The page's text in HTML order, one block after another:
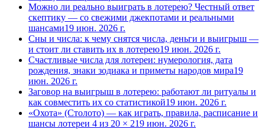
Можно ли реально выиграть в лотерею? Честный ответ
скептику — со свежими джекпотами и реальными
шансами19 июн. 2026 г.
Сны и числа: к чему снятся числа, деньги и выигрыш —
и стоит ли ставить их в лотерею19 июн. 2026 г.
Счастливые числа для лотереи: нумерология, дата
рождения, знаки зодиака и приметы народов мира19
июн. 2026 г.
Заговор на выигрыш в лотерею: работают ли ритуалы и
как совместить их со статистикой19 июн. 2026 г.
«Охота» (Столото) — как играть, правила, расписание и
шансы лотереи 4 из 20 × 219 июн. 2026 г.